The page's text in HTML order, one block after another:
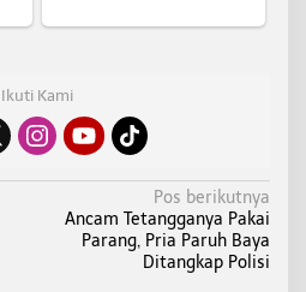
Ikuti Kami
Pos berikutnya
Ancam Tetangganya Pakai
Parang, Pria Paruh Baya
Ditangkap Polisi